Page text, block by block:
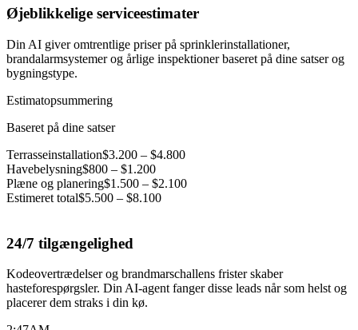
Øjeblikkelige serviceestimater
Din AI giver omtrentlige priser på sprinklerinstallationer,
brandalarmsystemer og årlige inspektioner baseret på dine satser og
bygningstype.
Estimatopsummering
Baseret på dine satser
Terrasseinstallation$3.200 – $4.800
Havebelysning$800 – $1.200
Plæne og planering$1.500 – $2.100
Estimeret total$5.500 – $8.100
24/7 tilgængelighed
Kodeovertrædelser og brandmarschallens frister skaber
hasteforespørgsler. Din AI-agent fanger disse leads når som helst og
placerer dem straks i din kø.